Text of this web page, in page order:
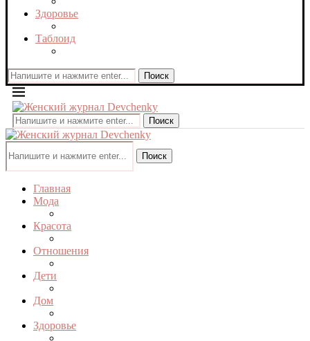
Здоровье
Таблоид
Поиск
Поиск
Поиск
Главная
Мода
Красота
Отношения
Дети
Дом
Здоровье